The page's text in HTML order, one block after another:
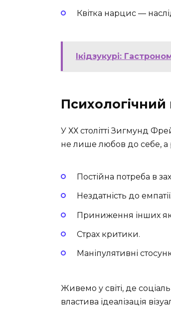
Квітка нарцис —
Ікідзукурі:
Психологічний
У ХХ столітті Зигмунд
не лише любов до себе, а
Постійна потреба в
Нездатність до емпатії.
Приниження інших
Страх критики.
Маніпулятивні
Живемо у світі, де
властива ідеалізація